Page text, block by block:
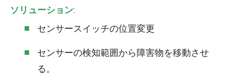
ソリューション:
センサースイッチの位置変更
センサーの検知範囲から障害物を移動させ
る。